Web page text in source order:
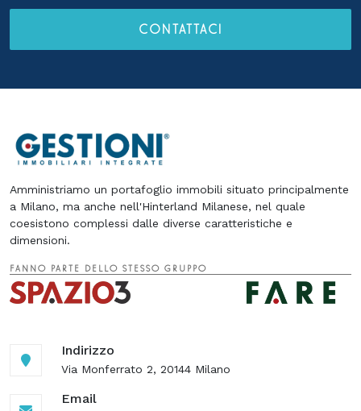
CONTATTACI
Amministriamo un portafoglio immobili situato principalmente
a Milano, ma anche nell'Hinterland Milanese, nel quale
coesistono complessi dalle diverse caratteristiche e
dimensioni.
FANNO PARTE DELLO STESSO GRUPPO
Indirizzo
Via Monferrato 2, 20144 Milano
Email